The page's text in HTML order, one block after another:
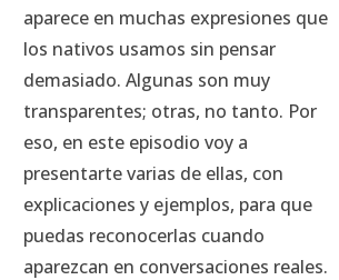
aparece en muchas expresiones que
los nativos usamos sin pensar
demasiado. Algunas son muy
transparentes; otras, no tanto. Por
eso, en este episodio voy a
presentarte varias de ellas, con
explicaciones y ejemplos, para que
puedas reconocerlas cuando
aparezcan en conversaciones reales.